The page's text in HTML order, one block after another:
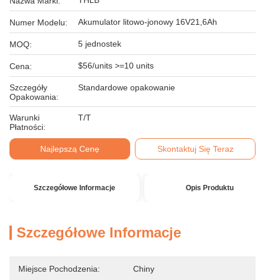
Numer Modelu: Akumulator litowo-jonowy 16V21,6Ah
MOQ: 5 jednostek
Cena: $56/units >=10 units
Szczegóły
Opakowania:
Standardowe opakowanie
Warunki
Płatności:
T/T
Najlepszą Cenę Skontaktuj Się Teraz
Szczegółowe Informacje Opis Produktu
Szczegółowe Informacje
Miejsce Pochodzenia: Chiny